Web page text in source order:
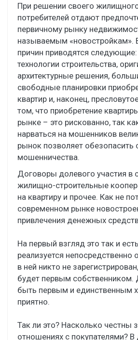
При решении своего
потребителей отдают
первичному рынку
называемым «новостройкам».
причин приводятся
технологии строительства,
архитектурные решения,
свободные планировки
квартир и, наконец,
том, что приобретение
рынке – это рискованно, так
нарваться на мошенников
рынок позволяет обезопасить
мошенничества.
Договоры долевого участия в
жилищно-строительные
на квартиру и прочее. Как не
современном рынке
привлечения денежных
На первый взгляд это так и
реализуется непосредственно
в ней никто не
будет первым
быть первым и единственным
приятно.
Так ли это? Насколько честны
отношениях с покупателями? В